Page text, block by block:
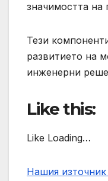
значимостта на
Тези
развитието на
инженерни
Like this:
Like Loading…
Нашия